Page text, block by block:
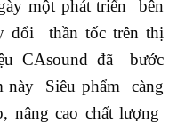
một phát triển bên
đổi thần tốc trên thị
CAsound đã bước
này Siêu phẩm càng
nâng cao chất lượng